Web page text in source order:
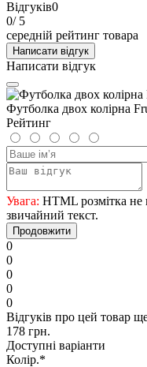
Відгуків0
0/ 5
середній рейтинг товара
Написати відгук
Написати відгук
Футболка двох колірна
Рейтинг
Увага: HTML розмітка не
звичайний текст.
Продовжити
0
0
0
0
0
Відгуків про цей товар
178 грн.
Доступні варіанти
Колір.*